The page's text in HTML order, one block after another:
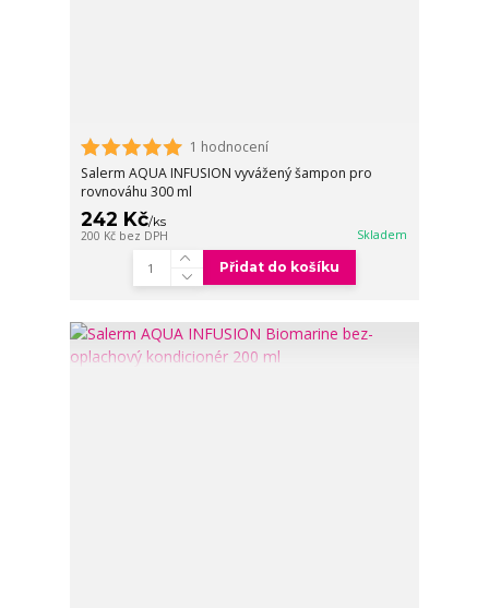
1 hodnocení
Salerm AQUA INFUSION vyvážený šampon pro
rovnováhu 300 ml
242 Kč/ks
200 Kč bez DPH Skladem
Přidat do košíku